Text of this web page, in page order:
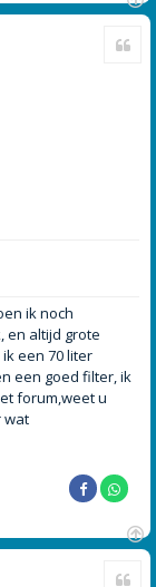
O
ik noch
en altijd grote
een 70 liter
een goed filter, ik
forum,weet u
wat
O